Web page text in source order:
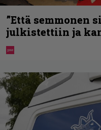
”Että semmonen
julkistettiin ja